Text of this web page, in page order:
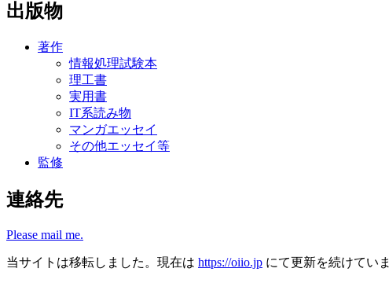
出版物
著作
情報処理試験本
理工書
実用書
IT系読み物
マンガエッセイ
その他エッセイ等
監修
連絡先
Please mail me.
当サイトは移転しました。現在は https://oiio.jp にて更新を続けていま